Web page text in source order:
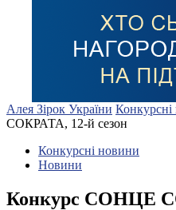
Алея Зірок України
СОКРАТА, 12-й сезон
Конкурсні новини
Новини
Конкурс СОНЦЕ